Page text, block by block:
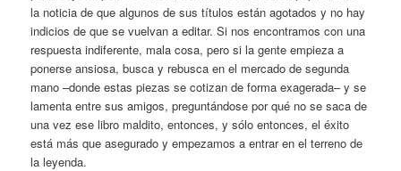
la noticia de que algunos de sus títulos están agotados y no hay
indicios de que se vuelvan a editar. Si nos encontramos con una
respuesta indiferente, mala cosa, pero si la gente empieza a
ponerse ansiosa, busca y rebusca en el mercado de segunda
mano –donde estas piezas se cotizan de forma exagerada– y se
lamenta entre sus amigos, preguntándose por qué no se saca de
una vez ese libro maldito, entonces, y sólo entonces, el éxito
está más que asegurado y empezamos a entrar en el terreno de
la leyenda.